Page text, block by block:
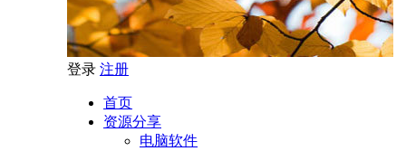
登录 注册
首页
资源分享
电脑软件